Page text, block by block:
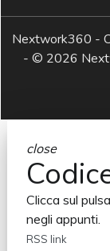
Nextwork360 -
- © 2026
close
Clicca sul
negli appunti.
RSS link